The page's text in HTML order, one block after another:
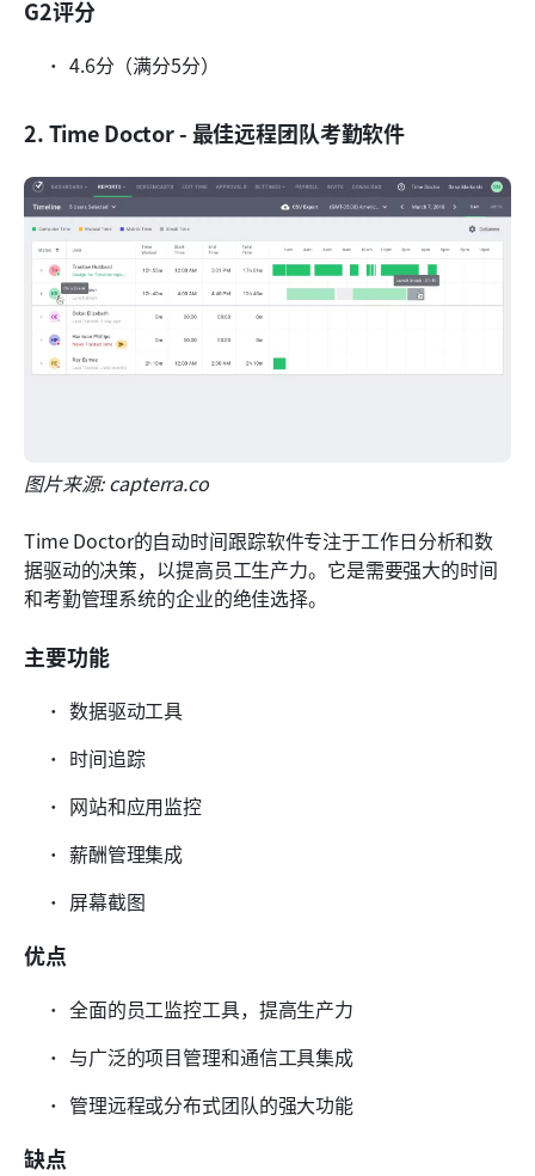
G2评分
4.6分（满分5分）
2. Time Doctor - 最佳远程团队考勤软件
图片来源: capterra.co
Time Doctor的自动时间跟踪软件专注于工作日分析和数
据驱动的决策，以提高员工生产力。它是需要强大的时间
和考勤管理系统的企业的绝佳选择。
主要功能
数据驱动工具
时间追踪
网站和应用监控
薪酬管理集成
屏幕截图
优点
全面的员工监控工具，提高生产力
与广泛的项目管理和通信工具集成
管理远程或分布式团队的强大功能
缺点